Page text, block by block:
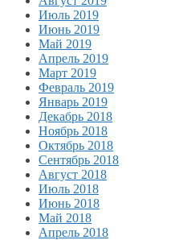
Июль 2019
Июнь 2019
Май 2019
Апрель 2019
Март 2019
Февраль 2019
Январь 2019
Декабрь 2018
Ноябрь 2018
Октябрь 2018
Сентябрь 2018
Август 2018
Июль 2018
Июнь 2018
Май 2018
Апрель 2018